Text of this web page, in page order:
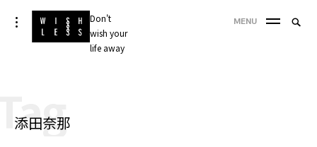
Skip
to
Don't
wish your
life away
toggle
open/close
sidebar
MENU
添田奈那